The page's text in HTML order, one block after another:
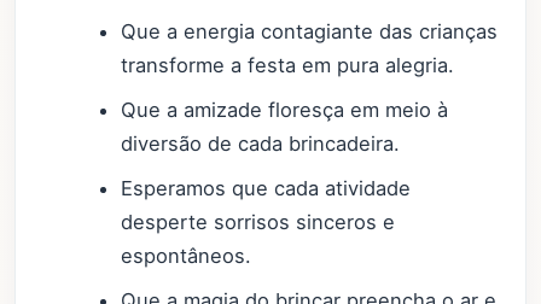
Que a energia contagiante das crianças
transforme a festa em pura alegria.
Que a amizade floresça em meio à
diversão de cada brincadeira.
Esperamos que cada atividade
desperte sorrisos sinceros e
espontâneos.